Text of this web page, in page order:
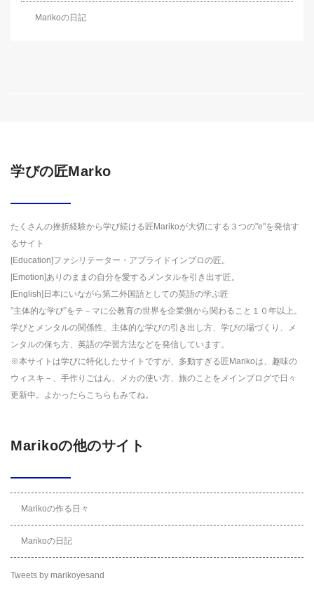
Marikoの日記
学びの匠Marko
たくさんの挫折経験から学び続ける匠Marikoが大切にする３つの"e"を発信す
るサイト
[Education]ファシリテーター・アプライドインプロの匠。
[Emotion]ありのままの自分を愛するメンタルを引き出す匠。
[English]日本にいながら第二外国語としての英語の学ぶ匠
”主体的な学び”をテ－マに公教育の世界を企業側から関わること１０年以上。
学びとメンタルの関係性、主体的な学びの引き出し方、学びの場づくり、メ
ンタルの保ち方、英語の学習方法などを発信しています。
※本サイトは学びに特化したサイトですが、多動すぎる匠Marikoは、趣味の
ウィスキ－、手作りごはん、メカの使い方、旅のことをメインブログで日々
更新中。よかったら こちら もみてね。
Marikoの他のサイト
Marikoの作る日々
Marikoの日記
Tweets by marikoyesand